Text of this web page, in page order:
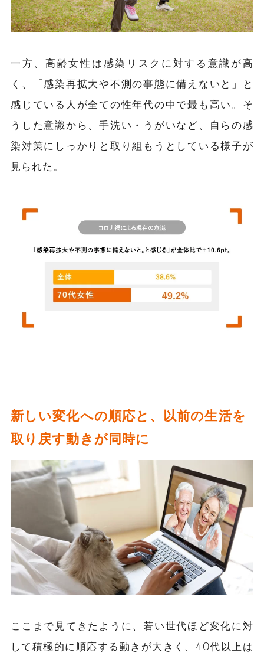
一方、高齢女性は感染リスクに対する意識が高
く、「感染再拡大や不測の事態に備えないと」と
感じている人が全ての性年代の中で最も高い。そ
うした意識から、手洗い・うがいなど、自らの感
染対策にしっかりと取り組もうとしている様子が
見られた。
新しい変化への順応と、以前の生活を
取り戻す動きが同時に
ここまで見てきたように、 若い世代ほど変化に対
して積極的に順応する動きが大きく、40代以上は